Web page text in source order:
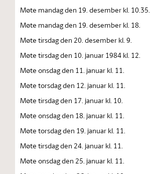
Møte mandag den 19. desember kl. 10.35.
Møte mandag den 19. desember kl. 18.
Møte tirsdag den 20. desember kl. 9.
Møte tirsdag den 10. januar 1984 kl. 12.
Møte onsdag den 11. januar kl. 11.
Møte torsdag den 12. januar kl. 11.
Møte tirsdag den 17. januar kl. 10.
Møte onsdag den 18. januar kl. 11.
Møte torsdag den 19. januar kl. 11.
Møte tirsdag den 24. januar kl. 11.
Møte onsdag den 25. januar kl. 11.